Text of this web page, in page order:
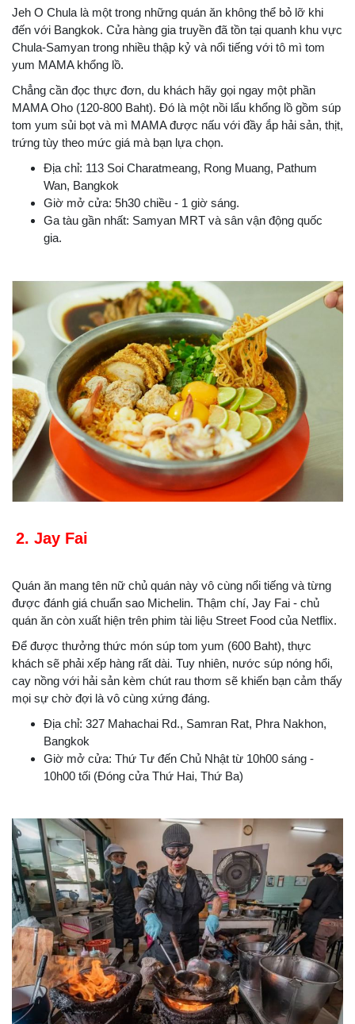
Jeh O Chula là một trong những quán ăn không thể bỏ lỡ khi
đến với Bangkok. Cửa hàng gia truyền đã tồn tại quanh khu vực
Chula-Samyan trong nhiều thập kỷ và nổi tiếng với tô mì tom
yum MAMA khổng lồ.
Chẳng cần đọc thực đơn, du khách hãy gọi ngay một phần
MAMA Oho (120-800 Baht). Đó là một nồi lẩu khổng lồ gồm súp
tom yum sủi bọt và mì MAMA được nấu với đầy ắp hải sản, thịt,
trứng tùy theo mức giá mà bạn lựa chọn.
Địa chỉ: 113 Soi Charatmeang, Rong Muang, Pathum
Wan, Bangkok
Giờ mở cửa: 5h30 chiều - 1 giờ sáng.
Ga tàu gần nhất: Samyan MRT và sân vận động quốc
gia.
2. Jay Fai
Quán ăn mang tên nữ chủ quán này vô cùng nổi tiếng và từng
được đánh giá chuẩn sao Michelin. Thậm chí, Jay Fai - chủ
quán ăn còn xuất hiện trên phim tài liệu Street Food của Netflix.
Để được thưởng thức món súp tom yum (600 Baht), thực
khách sẽ phải xếp hàng rất dài. Tuy nhiên, nước súp nóng hổi,
cay nồng với hải sản kèm chút rau thơm sẽ khiến bạn cảm thấy
mọi sự chờ đợi là vô cùng xứng đáng.
Địa chỉ: 327 Mahachai Rd., Samran Rat, Phra Nakhon,
Bangkok
Giờ mở cửa: Thứ Tư đến Chủ Nhật từ 10h00 sáng -
10h00 tối (Đóng cửa Thứ Hai, Thứ Ba)